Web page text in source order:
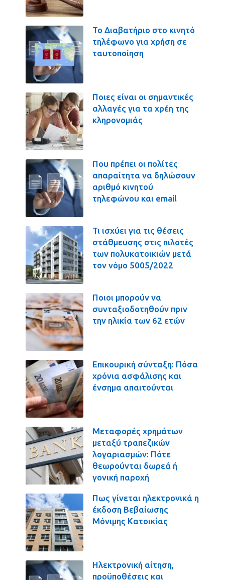
Το Διαβατήριο στο κινητό
τηλέφωνο για χρήση σε
ταυτοποίηση
Ποιες είναι οι σημαντικές
αλλαγές για τα χρέη της
κληρονομιάς
Που πρέπει οι πολίτες
απαραίτητα να δηλώσουν
αριθμό κινητού
τηλεφώνου και email
Τι ισχύει για τις θέσεις
στάθμευσης στις πιλοτές
των πολυκατοικιών μετά
τον νόμο 5005/2022
Ποιοι μπορούν να
συνταξιοδοτηθούν πριν
την ηλικία των 62 ετών
Επικουρική σύνταξη: Πόσα
χρόνια ασφάλισης και
ένσημα απαιτούνται
Μεταφορές χρημάτων
μεταξύ τραπεζικών
λογαριασμών: Πότε
θεωρούνται δωρεά ή
γονική παροχή
Πως γίνεται ηλεκτρονικά η
έκδοση Βεβαίωσης
Μόνιμης Κατοικίας
Ηλεκτρονική αίτηση,
προϋποθέσεις και